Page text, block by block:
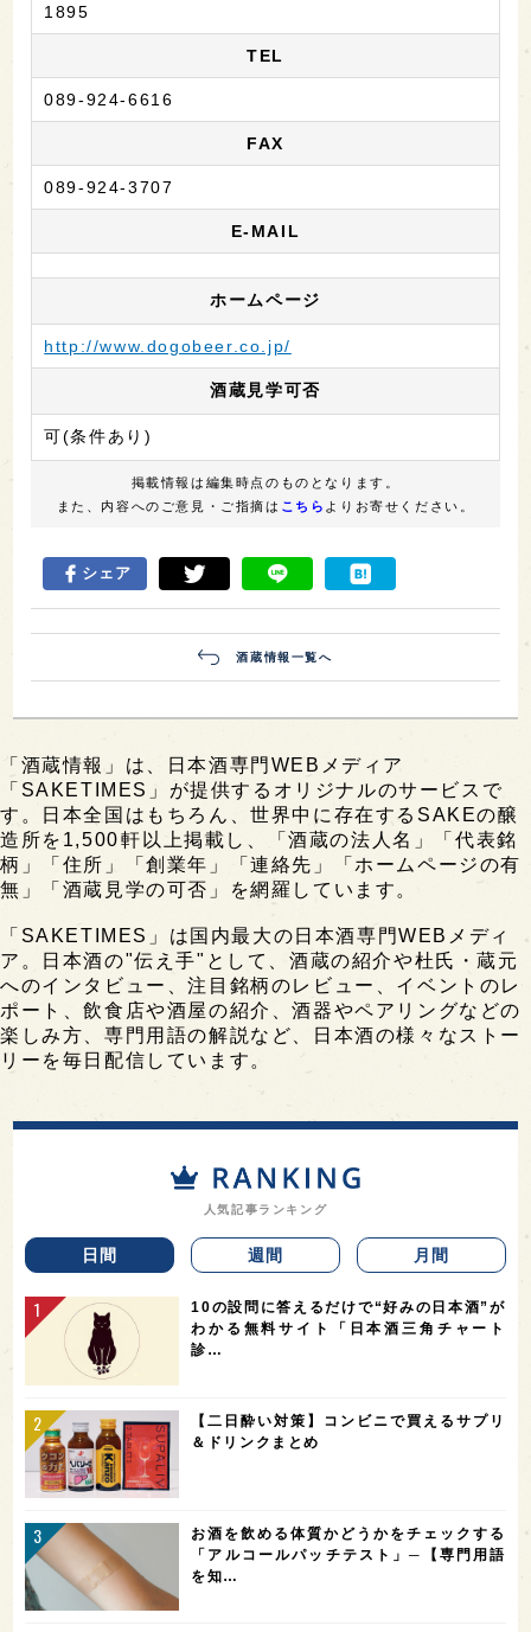
1895
TEL
089-924-6616
FAX
089-924-3707
E-MAIL
ホームページ
http://www.dogobeer.co.jp/
酒蔵見学可否
可(条件あり)
掲載情報は編集時点のものとなります。
また、内容へのご意見・ご指摘は こちら よりお寄せください。
シェア
酒蔵情報一覧へ
「酒蔵情報」は、日本酒専門WEBメディア
「SAKETIMES」が提供するオリジナルのサービスで
す。日本全国はもちろん、世界中に存在するSAKEの醸
造所を1,500軒以上掲載し、「酒蔵の法人名」「代表銘
柄」「住所」「創業年」「連絡先」「ホームページの有
無」「酒蔵見学の可否」を網羅しています。
「SAKETIMES」は国内最大の日本酒専門WEBメディ
ア。日本酒の"伝え手"として、酒蔵の紹介や杜氏・蔵元
へのインタビュー、注目銘柄のレビュー、イベントのレ
ポート、飲食店や酒屋の紹介、酒器やペアリングなどの
楽しみ方、専門用語の解説など、日本酒の様々なストー
リーを毎日配信しています。
人気記事ランキング
日間 週間 月間
10の設問に答えるだけで“好みの日本酒”が
わかる無料サイト「日本酒三角チャート
診…
【二日酔い対策】コンビニで買えるサプリ
＆ドリンクまとめ
お酒を飲める体質かどうかをチェックする
「アルコールパッチテスト」─【専門用語
を知…